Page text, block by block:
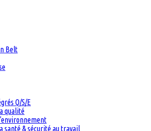
Belt
Q/S/E
qualité
santé & sécurité au travail